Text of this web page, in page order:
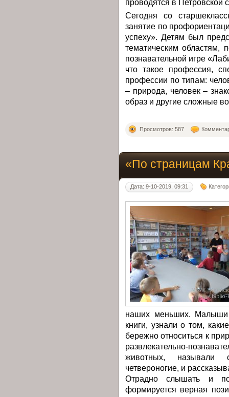
проводятся в Петровской
Сегодня со
занятие по
успеху». Детям был
тематическим областям,
познавательной игре
что такое профессия,
профессии по типам:
– природа, человек –
образ и другие сложные
Просмотров: 587
«По страницам
Дата: 9-10-2019, 09:31
наших меньших. Малыши
книги, узнали о том,
бережно относиться к
развлекательно-
животных, называли
четвероногие, и
Отрадно слышать и
формируется верная